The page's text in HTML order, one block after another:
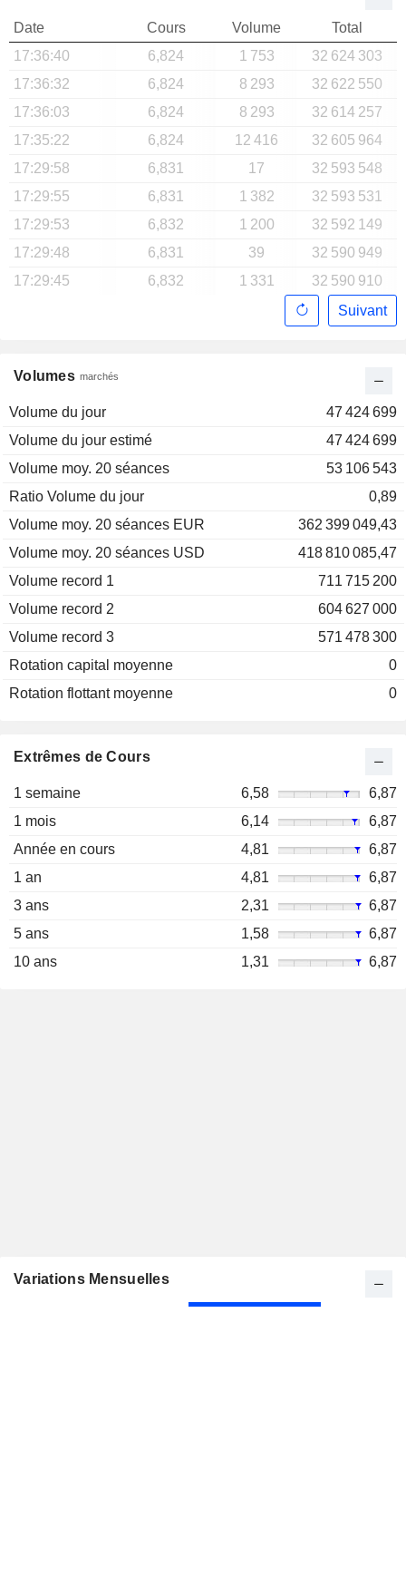
Volumes marchés
Volume du jour
47 424 699
Volume du jour estimé
47 424 699
Volume moy. 20 séances
53 106 543
Ratio Volume du jour
0,89
Volume moy. 20 séances EUR
362 399 049,43
Volume moy. 20 séances USD
418 810 085,47
Volume record 1
711 715 200
Volume record 2
604 627 000
Volume record 3
571 478 300
Rotation capital moyenne
0
Rotation flottant moyenne
0
Date Cours Volume
Total
17:36:40
6,824 1 753
32 624 303
17:36:32
6,824 8 293
32 622 550
17:36:03
6,824 8 293
32 614 257
17:35:22
6,824 12 416
32 605 964
17:29:58
6,831 17
32 593 548
17:29:55
6,831 1 382
32 593 531
17:29:53
6,832 1 200
32 592 149
17:29:48
6,831 39
32 590 949
17:29:45
6,832 1 331
32 590 910
Suivant
Extrêmes de Cours
1 semaine 6,58
6,87
1 mois
6,14
6,87
Année en cours
4,81
6,87
1 an
4,81
6,87
3 ans
2,31
6,87
5 ans
1,58
6,87
10 ans
1,31 6,87
Variations Mensuelles